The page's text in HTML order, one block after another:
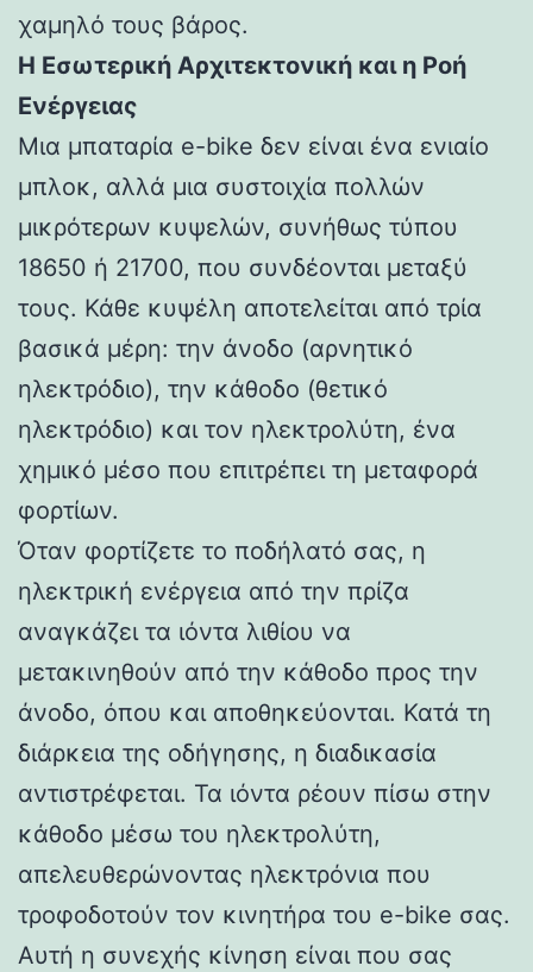
χαμηλό τους βάρος.
Η Εσωτερική Αρχιτεκτονική και η Ροή
Ενέργειας
Μια μπαταρία e-bike δεν είναι ένα ενιαίο
μπλοκ, αλλά μια συστοιχία πολλών
μικρότερων κυψελών, συνήθως τύπου
18650 ή 21700, που συνδέονται μεταξύ
τους. Κάθε κυψέλη αποτελείται από τρία
βασικά μέρη: την άνοδο (αρνητικό
ηλεκτρόδιο), την κάθοδο (θετικό
ηλεκτρόδιο) και τον ηλεκτρολύτη, ένα
χημικό μέσο που επιτρέπει τη μεταφορά
φορτίων.
Όταν φορτίζετε το ποδήλατό σας, η
ηλεκτρική ενέργεια από την πρίζα
αναγκάζει τα ιόντα λιθίου να
μετακινηθούν από την κάθοδο προς την
άνοδο, όπου και αποθηκεύονται. Κατά τη
διάρκεια της οδήγησης, η διαδικασία
αντιστρέφεται. Τα ιόντα ρέουν πίσω στην
κάθοδο μέσω του ηλεκτρολύτη,
απελευθερώνοντας ηλεκτρόνια που
τροφοδοτούν τον κινητήρα του e-bike σας.
Αυτή η συνεχής κίνηση είναι που σας